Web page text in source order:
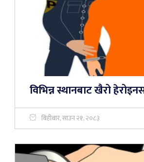
विभिन्न स्थानबाट खैरो
बिहीबार, साउन २१, २०८३